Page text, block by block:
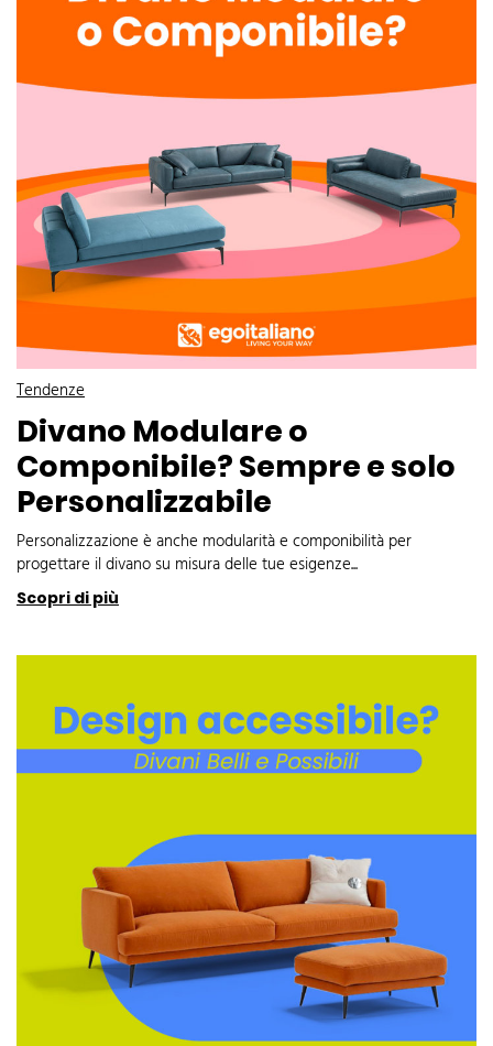
Tendenze
Divano Modulare o
Componibile? Sempre e solo
Personalizzabile
Personalizzazione è anche modularità e componibilità per
progettare il divano su misura delle tue esigenze...
Scopri di più